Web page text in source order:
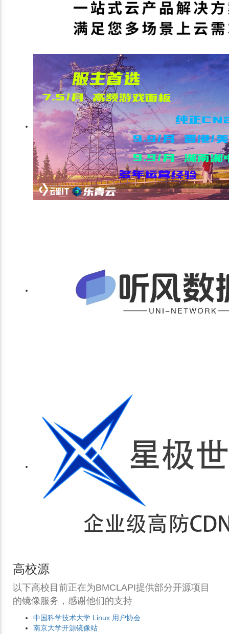
高校源
以下高校目前正在为BMCLAPI提供部分开源项目
的镜像服务，感谢他们的支持
中国科学技术大学 Linux 用户协会
南京大学开源镜像站